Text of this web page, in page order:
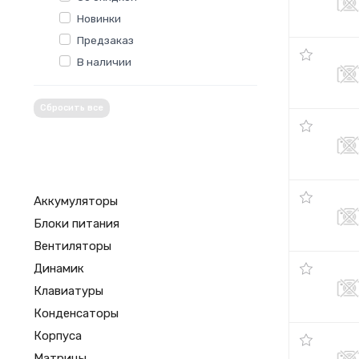
Новинки
Предзаказ
В наличии
Сбросить все
Аккумуляторы
Блоки питания
Вентиляторы
Динамик
Клавиатуры
Конденсаторы
Корпуса